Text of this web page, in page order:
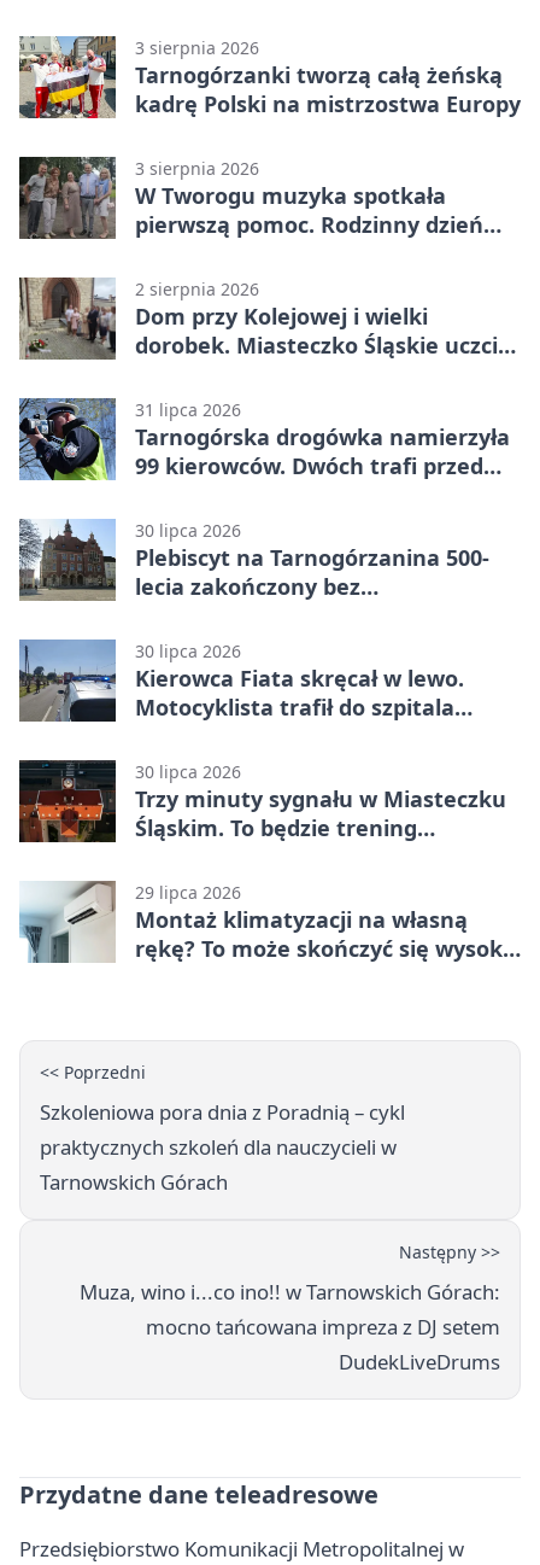
3 sierpnia 2026
Tarnogórzanki tworzą całą żeńską
kadrę Polski na mistrzostwa Europy
3 sierpnia 2026
W Tworogu muzyka spotkała
pierwszą pomoc. Rodzinny dzień
2 sierpnia 2026
Dom przy Kolejowej i wielki
dorobek. Miasteczko Śląskie uczciło
31 lipca 2026
Tarnogórska drogówka namierzyła
99 kierowców. Dwóch trafi przed
30 lipca 2026
Plebiscyt na Tarnogórzanina 500-
lecia zakończony bez
30 lipca 2026
Kierowca Fiata skręcał w lewo.
Motocyklista trafił do szpitala
30 lipca 2026
Trzy minuty sygnału w Miasteczku
Śląskim. To będzie trening
29 lipca 2026
Montaż klimatyzacji na własną
rękę? To może skończyć się wysoką
<< Poprzedni
Szkoleniowa pora dnia z Poradnią – cykl
praktycznych szkoleń dla nauczycieli w
Tarnowskich Górach
Następny >>
Muza, wino i...co ino!! w Tarnowskich Górach:
mocno tańcowana impreza z DJ setem
DudekLiveDrums
Przydatne dane teleadresowe
Przedsiębiorstwo Komunikacji Metropolitalnej w